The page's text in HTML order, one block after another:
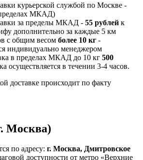
курьерской службой по Москве -
МКАД)
за пределы МКАД - 55 рублей к
дополнительно за каждые 5 км
с общим весом более 10 кг -
индивидуально менеджером
в пределах МКАД до 10 кг 500
осуществляется в течении 3-4 часов.
доставке происходит по факту
Москва)
по адресу: г. Москва, Дмитровское
доступности от метро «Верхние